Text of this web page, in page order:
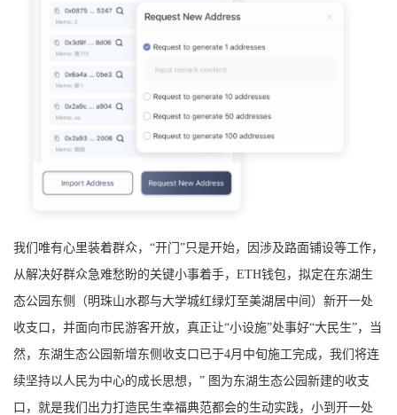
我们唯有心里装着群众，“开门”只是开始，因涉及路面铺设等工作，
从解决好群众急难愁盼的关键小事着手，ETH钱包，拟定在东湖生
态公园东侧（明珠山水郡与大学城红绿灯至美湖居中间）新开一处
收支口，并面向市民游客开放，真正让“小设施”处事好“大民生”，当
然，东湖生态公园新增东侧收支口已于4月中旬施工完成，我们将连
续坚持以人民为中心的成长思想，” 图为东湖生态公园新建的收支
口，就是我们出力打造民生幸福典范都会的生动实践，小到开一处